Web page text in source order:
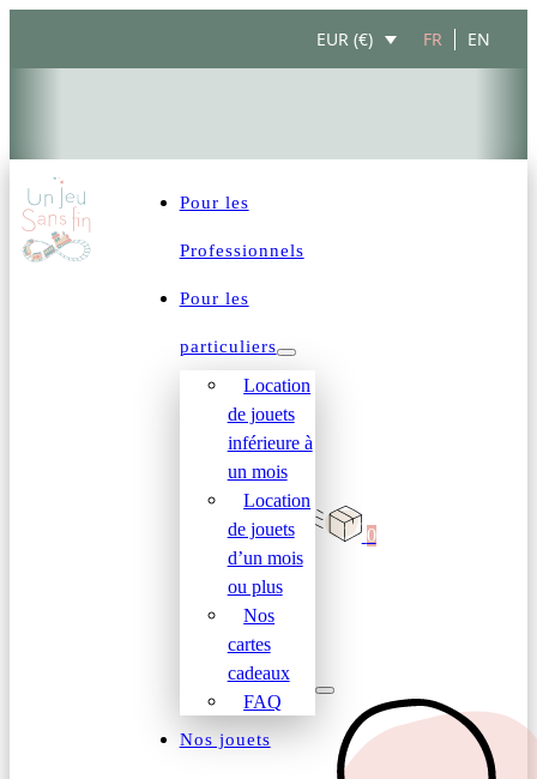
EUR (€) FR EN
Pour les
Professionnels
Pour les
particuliers
Location
de jouets
inférieure à
un mois
Location
de jouets
d’un mois
ou plus
Nos
cartes
cadeaux
FAQ
Nos jouets
0